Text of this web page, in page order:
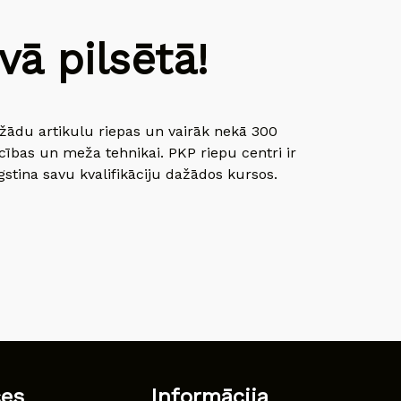
pilsētā!
artikulu riepas un vairāk nekā 300
un meža tehnikai. PKP riepu centri ir
savu kvalifikāciju dažādos kursos.